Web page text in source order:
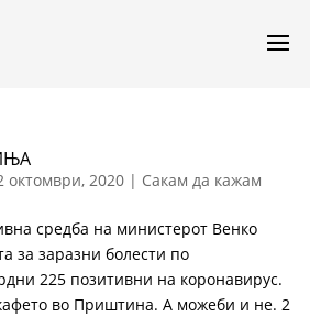
октомври, 2020 | Сакам да кажам
средба на министерот Венко
за заразни болести по
225 позитивни на коронавирус.
во Приштина. А можеби и не. 2